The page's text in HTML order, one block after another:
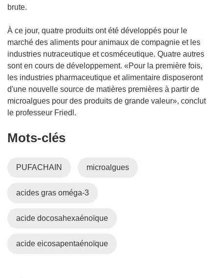
brute.
À ce jour, quatre produits ont été développés pour le
marché des aliments pour animaux de compagnie et les
industries nutraceutique et cosméceutique. Quatre autres
sont en cours de développement. «Pour la première fois,
les industries pharmaceutique et alimentaire disposeront
d'une nouvelle source de matières premières à partir de
microalgues pour des produits de grande valeur», conclut
le professeur Friedl.
Mots‑clés
PUFACHAIN microalgues
acides gras oméga-3
acide docosahexaénoïque
acide eicosapentaénoïque